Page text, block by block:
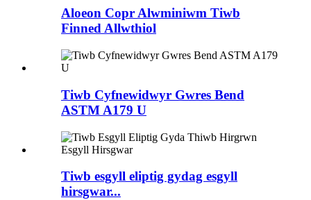
Aloeon Copr Alwminiwm Tiwb
Finned Allwthiol
Tiwb Cyfnewidwyr Gwres Bend
ASTM A179 U
Tiwb esgyll eliptig gydag esgyll
hirsgwar...